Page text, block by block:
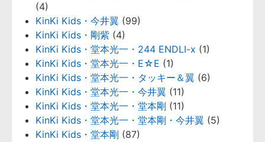
(4)
KinKi Kids・今井翼 (99)
KinKi Kids・剛紫 (4)
KinKi Kids・堂本光一・244 ENDLI-x (1)
KinKi Kids・堂本光一・E☆E (1)
KinKi Kids・堂本光一・タッキー＆翼 (6)
KinKi Kids・堂本光一・今井翼 (11)
KinKi Kids・堂本光一・堂本剛 (11)
KinKi Kids・堂本光一・堂本剛・今井翼 (5)
KinKi Kids・堂本剛 (87)